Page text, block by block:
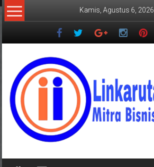
Lompat
ke
Kamis, Agustus 6, 2026
LINKARUTAMA.COM